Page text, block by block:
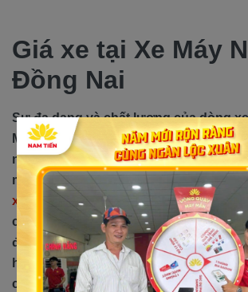
Giá xe tại Xe Máy
Đồng Nai
Sự đa dạng và chất lượng của dòng
Máy Nam Tiến Đồng Nai luôn tự hào.
nghiệm mua sắm độc đáo và đầy thú
mang đến cho khách hàng không chỉ
xe 50cc giá tốt
cạnh tranh mà còn là
chăm sóc tận tâm. Dù bạn đang tìm
đẳng cấp hay một phương tiện tiện lợi
hàng ngày, Nam Tiến cam kết đáp
của bạn với dịch vụ và sản phẩm tốt